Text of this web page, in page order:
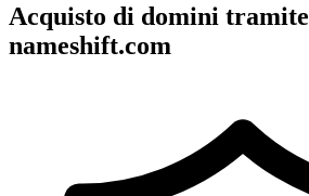
Acquisto di domini tramite
nameshift.com